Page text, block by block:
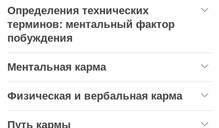
Определения технических
терминов: ментальный фактор
побуждения
Ментальная карма
Физическая и вербальная карма
Путь кармы